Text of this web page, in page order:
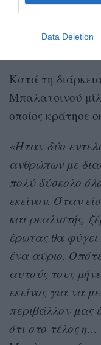
Data Deletion
στο τέλος η
Κατά τη
Μπαλατσινού
οποίος κράτησε
«Ήταν δύο
ανθρώπων με
πολύ δύσκολο
εκείνον. Όταν
και ρεαλιστής,
έρωτας θα φύγει
ένα αύριο.
αυτούς τους
εκείνος για να
περιβάλλον μας
ότι στο τέλος η…